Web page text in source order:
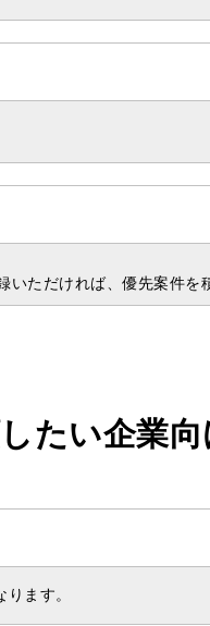
いただければ、優先案件を
たい企業向
ます。